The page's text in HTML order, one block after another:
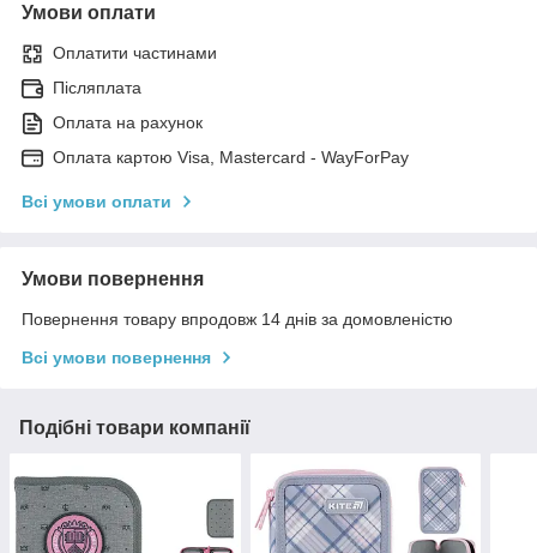
Умови оплати
Оплатити частинами
Післяплата
Оплата на рахунок
Оплата картою Visa, Mastercard - WayForPay
Всі умови оплати
Умови повернення
Повернення товару впродовж 14 днів за домовленістю
Всі умови повернення
Подібні товари компанії